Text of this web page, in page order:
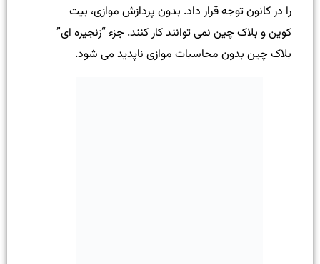
را در کانون توجه قرار داد. بدون پردازش موازی، بیت
کوین و بلاک چین نمی توانند کار کنند. جزء “زنجیره ای”
بلاک چین بدون محاسبات موازی ناپدید می شود.